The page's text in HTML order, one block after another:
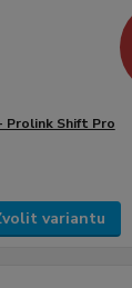
Prolink Shift Pro
variantu